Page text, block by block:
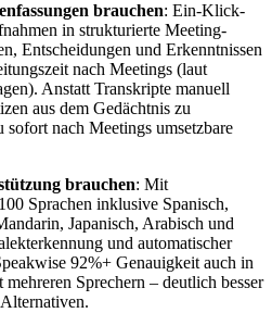
brauchen: Ein-Klick-
in strukturierte Meeting-
Entscheidungen und Erkenntnissen
nach Meetings (laut
Anstatt Transkripte manuell
aus dem Gedächtnis zu
sofort nach Meetings umsetzbare
brauchen: Mit
Sprachen inklusive Spanisch,
Japanisch, Arabisch und
und automatischer
92%+ Genauigkeit auch in
Sprechern – deutlich besser